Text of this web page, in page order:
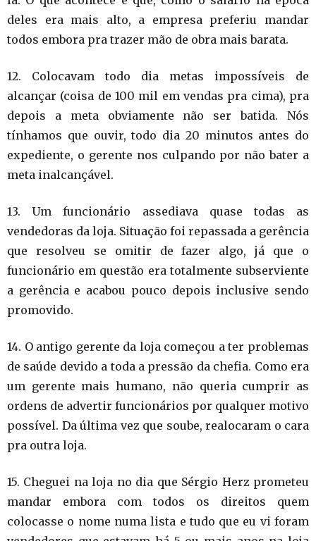
deles era mais alto, a empresa preferiu mandar
todos embora pra trazer mão de obra mais barata.
12. Colocavam todo dia metas impossíveis de
alcançar (coisa de 100 mil em vendas pra cima), pra
depois a meta obviamente não ser batida. Nós
tínhamos que ouvir, todo dia 20 minutos antes do
expediente, o gerente nos culpando por não bater a
meta inalcançável.
13. Um funcionário assediava quase todas as
vendedoras da loja. Situação foi repassada a gerência
que resolveu se omitir de fazer algo, já que o
funcionário em questão era totalmente subserviente
a gerência e acabou pouco depois inclusive sendo
promovido.
14. O antigo gerente da loja começou a ter problemas
de saúde devido a toda a pressão da chefia. Como era
um gerente mais humano, não queria cumprir as
ordens de advertir funcionários por qualquer motivo
possível. Da última vez que soube, realocaram o cara
pra outra loja.
15. Cheguei na loja no dia que Sérgio Herz prometeu
mandar embora com todos os direitos quem
colocasse o nome numa lista e tudo que eu vi foram